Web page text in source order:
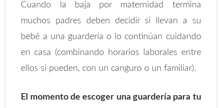
Cuando la baja por maternidad termina
muchos padres deben decidir si llevan a su
bebé a una guardería o lo continúan cuidando
en casa (combinando horarios laborales entre
ellos si pueden, con un canguro o un familiar).
El momento de escoger una guardería para tu